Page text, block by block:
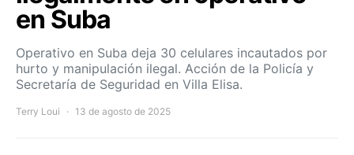
en Suba
Operativo en Suba deja 30 celulares incautados por
hurto y manipulación ilegal. Acción de la Policía y
Secretaría de Seguridad en Villa Elisa.
Terry Loui 13 de agosto de 2025